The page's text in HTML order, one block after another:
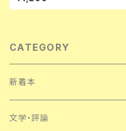
鍋博 早川書房 ハヤカワノヴェル
ズ スパイミステリー
CATEGORY
新着本
文学・評論